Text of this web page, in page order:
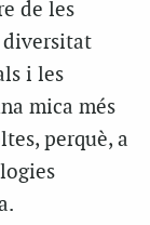
de les
diversitat
i les
mica més
perquè, a